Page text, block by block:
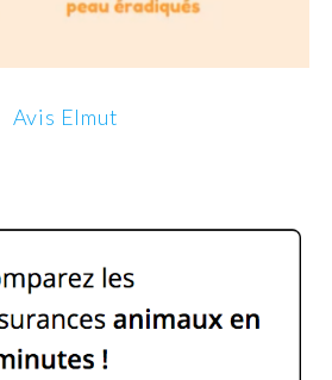
Avis Elmut